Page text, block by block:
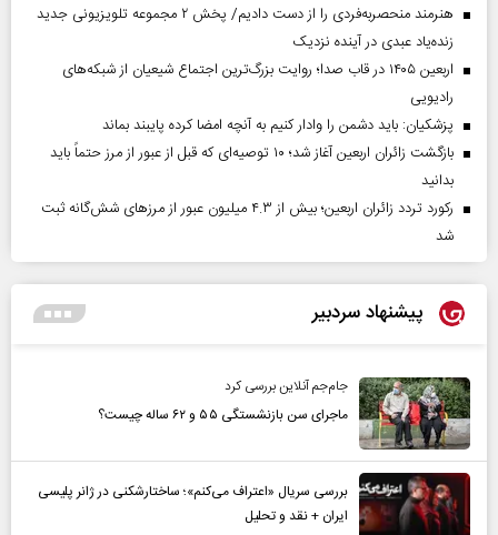
هنرمند منحصر‌به‌فردی را از دست دادیم/ پخش ۲ مجموعه تلویزیونی جدید
زنده‌یاد عبدی در آینده نزدیک
اربعین ۱۴۰۵ در قاب صدا؛ روایت بزرگ‌ترین اجتماع شیعیان از شبکه‌های
رادیویی
پزشکیان: باید دشمن را وادار کنیم به آنچه امضا کرده پایبند بماند
بازگشت زائران اربعین آغاز شد؛ ۱۰ توصیه‌ای که قبل از عبور از مرز حتماً باید
بدانید
رکورد تردد زائران اربعین؛ بیش از ۴.۳ میلیون عبور از مرزهای شش‌گانه ثبت
شد
پیشنهاد سردبیر
جام‌جم آنلاین بررسی کرد
ماجرای سن بازنشستگی ۵۵ و ۶۲ ساله چیست؟
بررسی سریال «اعتراف می‌کنم»؛ ساختارشکنی در ژانر پلیسی
ایران + نقد و تحلیل